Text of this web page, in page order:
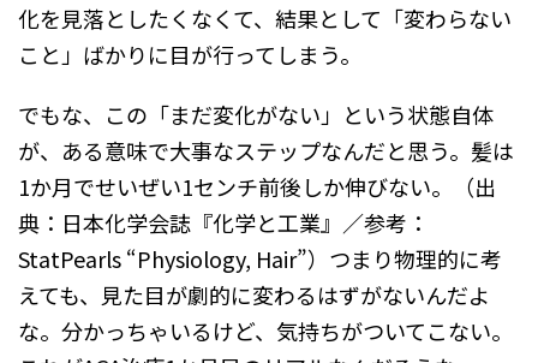
化を見落としたくなくて、結果として「変わらない
こと」ばかりに目が行ってしまう。
でもな、この「まだ変化がない」という状態自体
が、ある意味で大事なステップなんだと思う。髪は
1か月でせいぜい1センチ前後しか伸びない。（出
典：日本化学会誌『化学と工業』／参考：
StatPearls “Physiology, Hair”）つまり物理的に考
えても、見た目が劇的に変わるはずがないんだよ
な。分かっちゃいるけど、気持ちがついてこない。